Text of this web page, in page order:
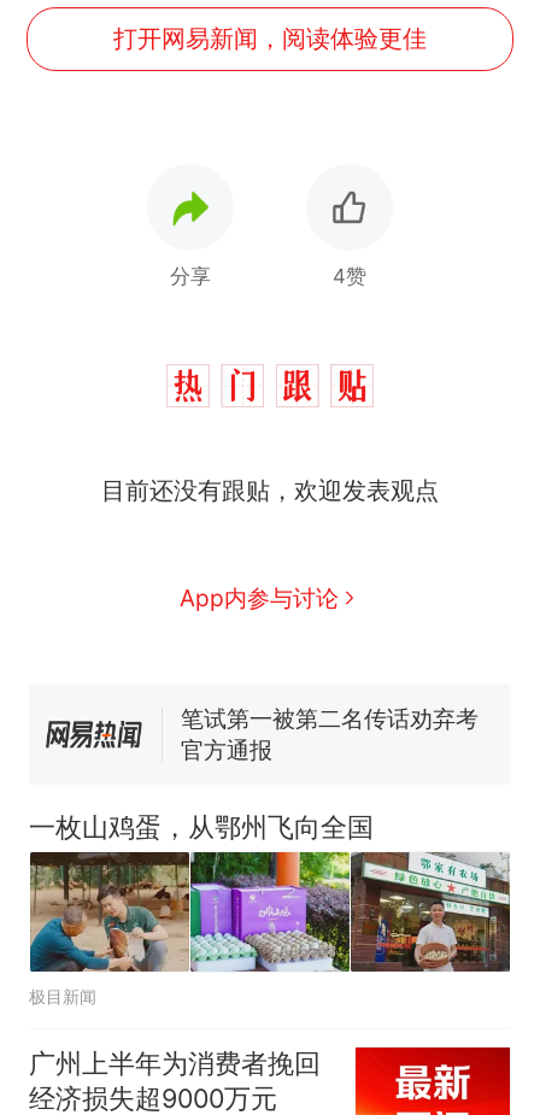
打开网易新闻，阅读体验更佳
分享 4赞
目前还没有跟贴，欢迎发表观点
App内参与讨论
么？
新
费大厨“全国小炒肉大王”称
窝，原地守1天等它长大：挖了
生
美国渔民钓获鲨鱼徒手将其拽
回大海 目击者直呼震惊 （视频
热 制裁瓜子饺子，美国怕什
么？
一枚山鸡蛋，从鄂州飞向全国
极目新闻
广州上半年为消费者挽回
经济损失超9000万元